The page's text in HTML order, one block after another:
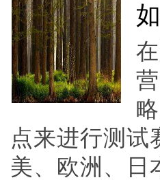
点来进行测试
美、欧洲、日